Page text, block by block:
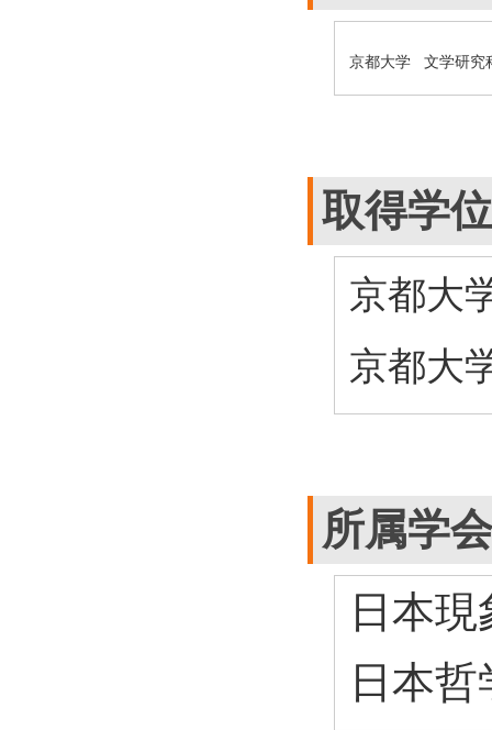
京都大学 文学研
取得学位
京都大
京都大
所属学会
日本
日本